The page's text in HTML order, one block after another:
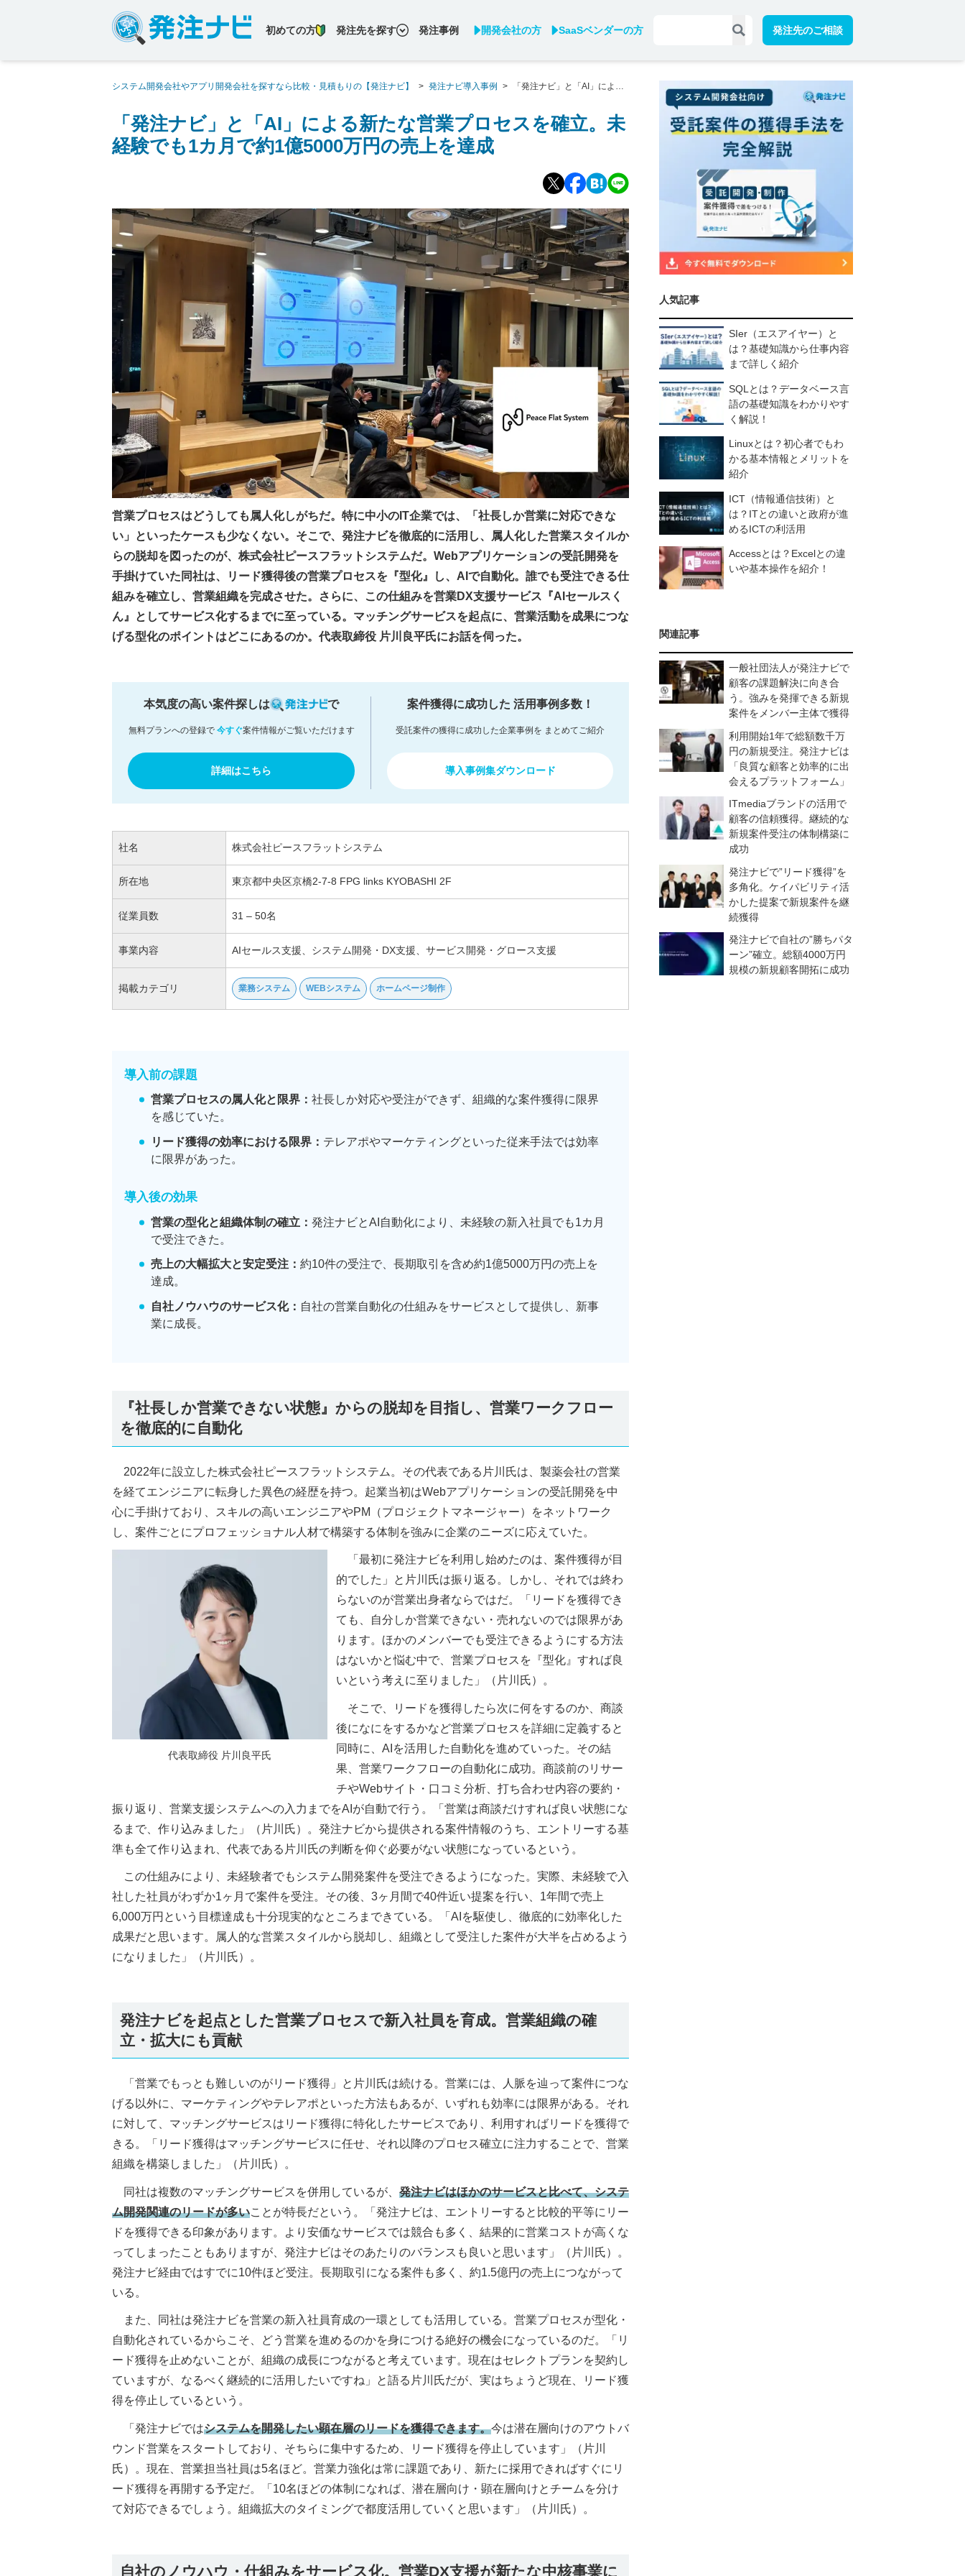
初めての方 発注先を探す 発注事例 開発会社の方 SaaSベンダーの方 発注先のご相談
システム開発会社やアプリ開発会社を探すなら比較・見積もりの【発注ナビ】 > 発注ナビ導入事例 >
「発注ナビ」と「AI」による
「発注ナビ」と「AI」による新たな営業プロセスを確立。未
経験でも1カ月で約1億5000万円の売上を達成
営業プロセスはどうしても属人化しがちだ。特に中小のIT企業では、「社長しか営業に対応できな
い」といったケースも少なくない。そこで、発注ナビを徹底的に活用し、属人化した営業スタイルか
らの脱却を図ったのが、株式会社ピースフラットシステムだ。Webアプリケーションの受託開発を
手掛けていた同社は、リード獲得後の営業プロセスを『型化』し、AIで自動化。誰でも受注できる仕
組みを確立し、営業組織を完成させた。さらに、この仕組みを営業DX支援サービス『AIセールスく
ん』としてサービス化するまでに至っている。マッチングサービスを起点に、営業活動を成果につな
げる型化のポイントはどこにあるのか。代表取締役 片川良平氏にお話を伺った。
本気度の高い案件探しは で
無料プランへの登録で 今すぐ案件情報がご覧いただけます
詳細はこちら
案件獲得に成功した 活用事例多数！
受託案件の獲得に成功した企業事例を まとめてご紹介
導入事例集ダウンロード
社名 株式会社ピースフラットシステム
所在地 東京都中央区京橋2-7-8 FPG links KYOBASHI 2F
従業員数 31 – 50名
事業内容 AIセールス支援、システム開発・DX支援、サービス開発・グロース支援
掲載カテゴリ 業務システム WEBシステム ホームページ制作
導入前の課題
営業プロセスの属人化と限界：社長しか対応や受注ができず、組織的な案件獲得に限界
を感じていた。
リード獲得の効率における限界： テレアポやマーケティングといった従来手法では効率
に限界があった。
導入後の効果
営業の型化と組織体制の確立：発注ナビとAI自動化により、未経験の新入社員でも1カ月
で受注できた。
売上の大幅拡大と安定受注：約10件の受注で、長期取引を含め約1億5000万円の売上を
達成。
自社ノウハウのサービス化： 自社の営業自動化の仕組みをサービスとして提供し、新事
業に成長。
『社長しか営業できない状態』からの脱却を目指し、営業ワークフロー
を徹底的に自動化
2022年に設立した株式会社ピースフラットシステム。その代表である片川氏は、製薬会社の営業
を経てエンジニアに転身した異色の経歴を持つ。起業当初はWebアプリケーションの受託開発を中
心に手掛けており、スキルの高いエンジニアやPM（プロジェクトマネージャー）をネットワーク
し、案件ごとにプロフェッショナル人材で構築する体制を強みに企業のニーズに応えていた。
代表取締役 片川良平氏
「最初に発注ナビを利用し始めたのは、案件獲得が目
的でした」と片川氏は振り返る。しかし、それでは終わ
らないのが営業出身者ならではだ。「リードを獲得でき
ても、自分しか営業できない・売れないのでは限界があ
ります。ほかのメンバーでも受注できるようにする方法
はないかと悩む中で、営業プロセスを『型化』すれば良
いという考えに至りました」（片川氏）。
そこで、リードを獲得したら次に何をするのか、商談
後になにをするかなど営業プロセスを詳細に定義すると
同時に、AIを活用した自動化を進めていった。その結
果、営業ワークフローの自動化に成功。商談前のリサー
チやWebサイト・口コミ分析、打ち合わせ内容の要約・
振り返り、営業支援システムへの入力までをAIが自動で行う。「営業は商談だけすれば良い状態にな
るまで、作り込みました」（片川氏）。発注ナビから提供される案件情報のうち、エントリーする基
準も全て作り込まれ、代表である片川氏の判断を仰ぐ必要がない状態になっているという。
この仕組みにより、未経験者でもシステム開発案件を受注できるようになった。実際、未経験で入
社した社員がわずか1ヶ月で案件を受注。その後、3ヶ月間で40件近い提案を行い、1年間で売上
6,000万円という目標達成も十分現実的なところまできている。「AIを駆使し、徹底的に効率化した
成果だと思います。属人的な営業スタイルから脱却し、組織として受注した案件が大半を占めるよう
になりました」（片川氏）。
発注ナビを起点とした営業プロセスで新入社員を育成。営業組織の確
立・拡大にも貢献
「営業でもっとも難しいのがリード獲得」と片川氏は続ける。営業には、人脈を辿って案件につな
げる以外に、マーケティングやテレアポといった方法もあるが、いずれも効率には限界がある。それ
に対して、マッチングサービスはリード獲得に特化したサービスであり、利用すればリードを獲得で
きる。「リード獲得はマッチングサービスに任せ、それ以降のプロセス確立に注力することで、営業
組織を構築しました」（片川氏）。
同社は複数のマッチングサービスを併用しているが、 発注ナビはほかのサービスと比べて、システ
ム開発関連のリードが多いことが特長だという。「発注ナビは、エントリーすると比較的平等にリー
ドを獲得できる印象があります。より安価なサービスでは競合も多く、結果的に営業コストが高くな
ってしまったこともありますが、発注ナビはそのあたりのバランスも良いと思います」（片川氏）。
発注ナビ経由ではすでに10件ほど受注。長期取引になる案件も多く、約1.5億円の売上につながって
いる。
また、同社は発注ナビを営業の新入社員育成の一環としても活用している。営業プロセスが型化・
自動化されているからこそ、どう営業を進めるのかを身につける絶好の機会になっているのだ。「リ
ード獲得を止めないことが、組織の成長につながると考えています。現在はセレクトプランを契約し
ていますが、なるべく継続的に活用したいですね」と語る片川氏だが、実はちょうど現在、リード獲
得を停止しているという。
「発注ナビではシステムを開発したい顕在層のリードを獲得できます。今は潜在層向けのアウトバ
ウンド営業をスタートしており、そちらに集中するため、リード獲得を停止しています」（片川
氏）。現在、営業担当社員は5名ほど。営業力強化は常に課題であり、新たに採用できればすぐにリ
ード獲得を再開する予定だ。「10名ほどの体制になれば、潜在層向け・顕在層向けとチームを分け
て対応できるでしょう。組織拡大のタイミングで都度活用していくと思います」（片川氏）。
自社のノウハウ・仕組みをサービス化。営業DX支援が新たな中核事業に
人気記事
SIer（エスアイヤー）と
は？基礎知識から仕事内容
まで詳しく紹介
SQLとは？データベース言
語の基礎知識をわかりやす
く解説！
Linuxとは？初心者でもわ
かる基本情報とメリットを
紹介
ICT（情報通信技術）と
は？ITとの違いと政府が進
めるICTの利活用
Accessとは？Excelとの違
いや基本操作を紹介！
関連記事
一般社団法人が発注ナビで
顧客の課題解決に向き合
う。強みを発揮できる新規
案件をメンバー主体で獲得
利用開始1年で総額数千万
円の新規受注。発注ナビは
「良質な顧客と効率的に出
会えるプラットフォーム」
ITmediaブランドの活用で
顧客の信頼獲得。継続的な
新規案件受注の体制構築に
成功
発注ナビで”リード獲得”を
多角化。ケイパビリティ活
かした提案で新規案件を継
続獲得
発注ナビで自社の”勝ちパタ
ーン”確立。総額4000万円
規模の新規顧客開拓に成功